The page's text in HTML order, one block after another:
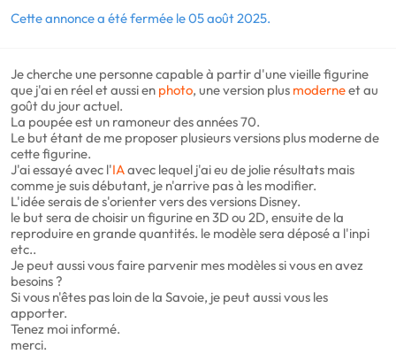
Cette annonce a été fermée le 05 août 2025.
Je cherche une personne capable à partir d'une vieille figurine
que j'ai en réel et aussi en photo, une version plus moderneet au
goût du jour actuel.
La poupée est un ramoneur des années 70.
Le but étant de me proposer plusieurs versions plus moderne de
cette figurine.
J'ai essayé avec l'IAavec lequel j'ai eu de jolie résultats mais
comme je suis débutant, je n'arrive pas à les modifier.
L'idée serais de s'orienter vers des versions Disney.
le but sera de choisir un figurine en 3D ou 2D, ensuite de la
reproduire en grande quantités. le modèle sera déposé a l'inpi
etc..
Je peut aussi vous faire parvenir mes modèles si vous en avez
besoins ?
Si vous n'êtes pas loin de la Savoie, je peut aussi vous les
apporter.
Tenez moi informé.
merci.